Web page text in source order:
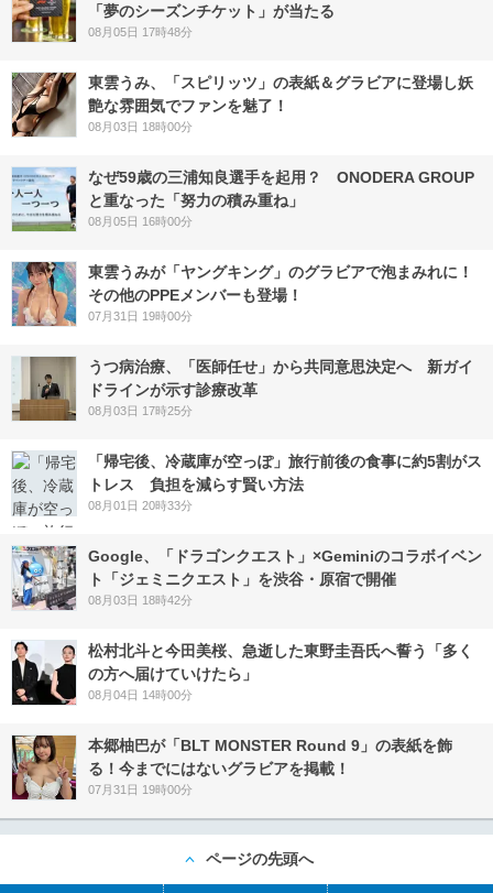
「夢のシーズンチケット」が当たる
08月05日 17時48分
東雲うみ、「スピリッツ」の表紙＆グラビアに登場し妖
艶な雰囲気でファンを魅了！
08月03日 18時00分
なぜ59歳の三浦知良選手を起用？ ONODERA GROUP
と重なった「努力の積み重ね」
08月05日 16時00分
東雲うみが「ヤングキング」のグラビアで泡まみれに！
その他のPPEメンバーも登場！
07月31日 19時00分
うつ病治療、「医師任せ」から共同意思決定へ 新ガイ
ドラインが示す診療改革
08月03日 17時25分
「帰宅後、冷蔵庫が空っぽ」旅行前後の食事に約5割がス
トレス 負担を減らす賢い方法
08月01日 20時33分
Google、「ドラゴンクエスト」×Geminiのコラボイベン
ト「ジェミニクエスト」を渋谷・原宿で開催
08月03日 18時42分
松村北斗と今田美桜、急逝した東野圭吾氏へ誓う「多く
の方へ届けていけたら」
08月04日 14時00分
本郷柚巴が「BLT MONSTER Round 9」の表紙を飾
る！今までにはないグラビアを掲載！
07月31日 19時00分
ページの先頭へ